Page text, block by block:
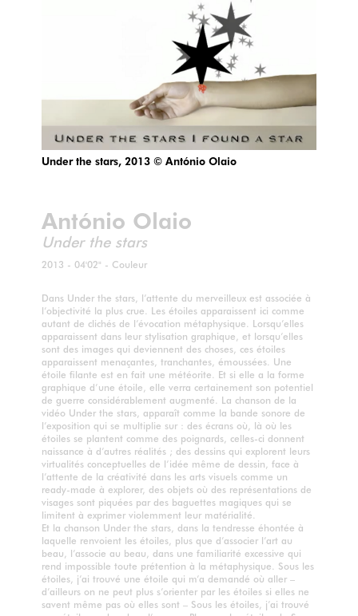
Under the stars, 2013 © António Olaio
António Olaio
Under the stars
2013 - 04'02" - Couleur
Dans Under the stars, l’attente du merveilleux est associée à
l’objectivité la plus crue. Les étoiles apparaissent ici comme
autant de clichés de l’évocation métaphysique. Lorsqu’elles
apparaissent dans leur stylisation graphique, et lorsqu’elles
sont des images qui deviennent des choses, ces étoiles
apparaissent menaçantes, tranchantes, émoussées. Une
étoile filante est en fait une météorite. Et si elle a la forme
graphique d’une étoile, elle verra certainement son potentiel
de guerre considérablement augmenté. La chanson de la
vidéo Under the stars, apparaît comme la bande sonore de
l’exposition qui se multiplie sur : des écrans où, là où les
étoiles se plantent comme des poignards, celles-ci donnent
naissance à d’autres réalités ; des dessins qui explorent leurs
virtualités conceptuelles de l’idée même de dessin, face à
l’attente de la créativité dans les arts visuels comme un
ready-made à explorer, des objets où des représentations de
visages sont piquées par des baguettes magiques qui se
limitent à exprimer violemment leur matérialité.
Et la chanson Under the stars, dans la tendresse éhontée à
laquelle renvoient les étoiles, plus que d’associer l’art au
beau, l’associe au beau, dans une familiarité excessive qui
rend impossible toute prétention à la métaphysique. Sous les
étoiles, j’ai trouvé une étoile qui m’a demandé où aller –
d’ailleurs on ne peut plus s’orienter par les étoiles si elles ne
savent même pas où elles sont – Sous les étoiles, j’ai trouvé